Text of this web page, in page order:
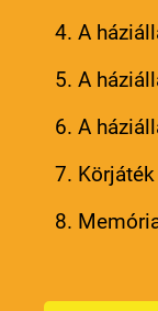
4. A
5. A
6. A
7. Körjáték
8.